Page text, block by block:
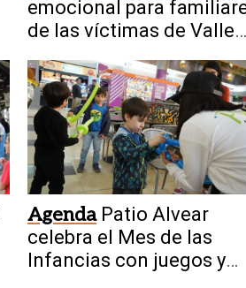
emocional para
de las víctimas de Valle
Agenda Patio Alvear
celebra el Mes de las
Infancias con juegos y